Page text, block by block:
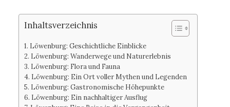
Inhaltsverzeichnis
Löwenburg: Geschichtliche Einblicke
Löwenburg: Wanderwege und Naturerlebnis
Löwenburg: Flora und Fauna
Löwenburg: Ein Ort voller Mythen und Legenden
Löwenburg: Gastronomische Höhepunkte
Löwenburg: Ein nachhaltiger Ausflug